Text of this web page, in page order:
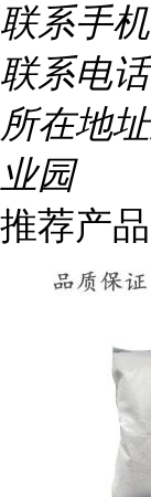
联系手机
联系电话
所在地址
业园
推荐产品